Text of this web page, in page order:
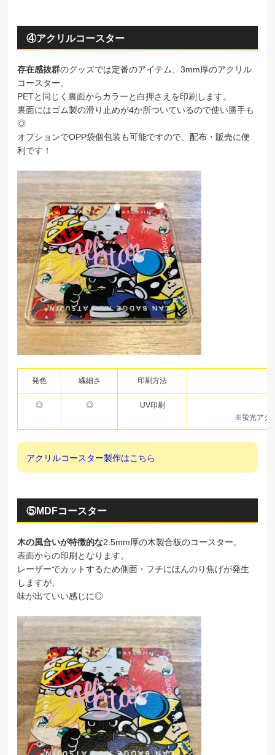
④アクリルコースター
存在感抜群のグッズでは定番のアイテム、3mm厚のアクリル
コースター。
PETと同じく裏面からカラーと白押さえを印刷します。
裏面にはゴム製の滑り止めが4か所ついているので使い勝手も
◎
オプションでOPP袋個包装も可能ですので、配布・販売に便
利です！
発色 繊細さ 印刷方法
◎ ◎
UV印刷
※蛍光アク
アクリルコースター製作はこちら
⑤MDFコースター
木の風合いが特徴的な2.5mm厚の木製合板のコースター。
表面からの印刷となります。
レーザーでカットするため側面・フチにほんのり焦げが発生
しますが、
味が出ていい感じに◎